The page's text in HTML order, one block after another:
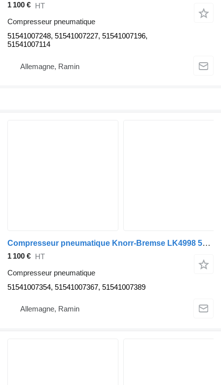
1 100 € HT
Compresseur pneumatique
51541007248, 51541007227, 51541007196,
51541007114
Allemagne, Ramin
Compresseur pneumatique Knorr-Bremse LK4998 51541007354 pour tracteur routier MAN TGX TGS
1 100 € HT
Compresseur pneumatique
51541007354, 51541007367, 51541007389
Allemagne, Ramin